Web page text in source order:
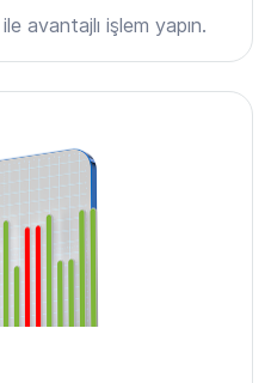
avantajlı işlem yapın.